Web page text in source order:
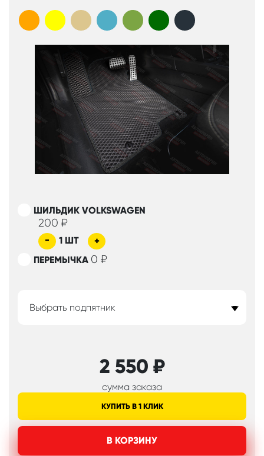
ШИЛЬДИК VOLKSWAGEN
200 ₽
- 1 ШТ
+
ПЕРЕМЫЧКА 0 ₽
Выбрать подпятник
2 550 ₽
сумма заказа
КУПИТЬ В 1 КЛИК
В КОРЗИНУ